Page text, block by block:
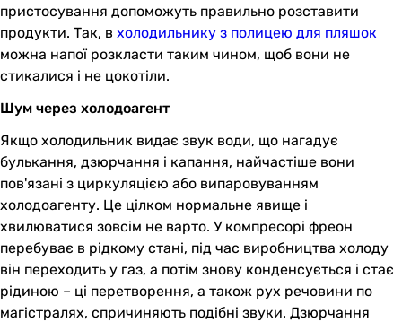
пристосування допоможуть правильно розставити
продукти. Так, в холодильнику з полицею для пляшок
можна напої розкласти таким чином, щоб вони не
стикалися і не цокотіли.
Шум через холодоагент
Якщо холодильник видає звук води, що нагадує
булькання, дзюрчання і капання, найчастіше вони
пов'язані з циркуляцією або випаровуванням
холодоагенту. Це цілком нормальне явище і
хвилюватися зовсім не варто. У компресорі фреон
перебуває в рідкому стані, під час виробництва холоду
він переходить у газ, а потім знову конденсується і стає
рідиною – ці перетворення, а також рух речовини по
магістралях, спричиняють подібні звуки. Дзюрчання